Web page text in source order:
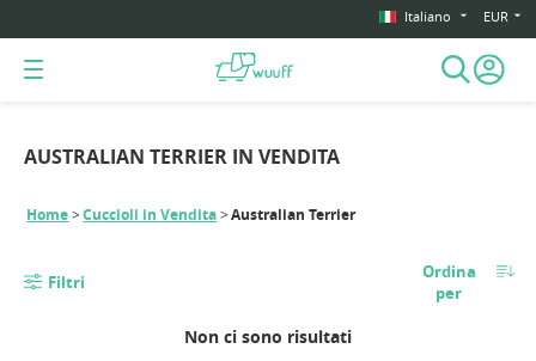
Italiano EUR
AUSTRALIAN TERRIER IN VENDITA
Home Cuccioli in Vendita Australian Terrier
Filtri
Ordina
per
Non ci sono risultati